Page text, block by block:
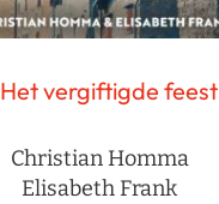
Het vergiftigde feest
Christian Homma
Elisabeth Frank